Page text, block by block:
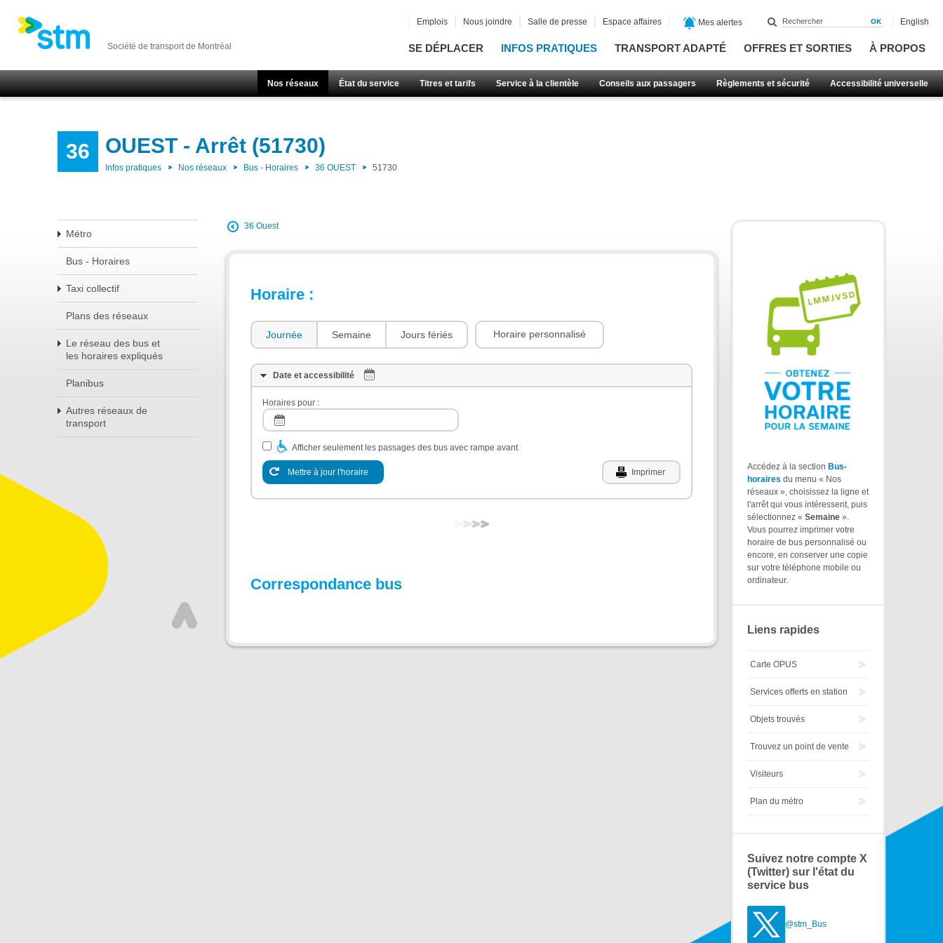
Société de transport de Montréal SE DÉPLACER INFOS PRATIQUES TRANSPORT ADAPTÉ OFFRES ET SORTIES À PROPOS
Nos réseaux État du service Titres et tarifs Service à la clientèle Conseils aux passagers Règlements et sécurité Accessibilité universelle
Emplois Nous joindre Salle de presse Espace affaires Mes alertes English
36 OUEST - Arrêt (51730)
Infos pratiques Nos réseaux Bus - Horaires 36 OUEST 51730
Métro
Bus - Horaires
Taxi collectif
Plans des réseaux
Le réseau des bus et
les horaires expliqués
Planibus
Autres réseaux de
transport
36 Ouest
Horaire :
Journée Semaine Jours fériés Horaire personnalisé
Date et accessibilité
Horaires pour :
Afficher seulement les passages des bus avec rampe avant
Mettre à jour l'horaire Imprimer
Correspondance bus
Accédez à la section Bus-
horaires du menu « Nos
réseaux », choisissez la ligne et
l'arrêt qui vous intéressent, puis
sélectionnez « Semaine ».
Vous pourrez imprimer votre
horaire de bus personnalisé ou
encore, en conserver une copie
sur votre téléphone mobile ou
ordinateur.
Liens rapides
Carte OPUS
Services offerts en station
Objets trouvés
Trouvez un point de vente
Visiteurs
Plan du métro
Suivez notre compte X
(Twitter) sur l'état du
service bus
@stm_Bus